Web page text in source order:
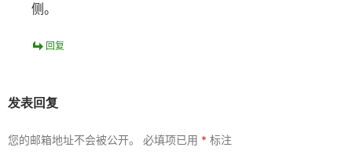
侧。
回复
发表回复
您的邮箱地址不会被公开。 必填项已用 * 标注